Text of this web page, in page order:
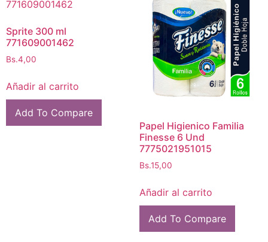
Sprite 300 ml
771609001462
Bs.4,00
Añadir al carrito
Add To Compare
Papel Higienico Familia
Finesse 6 Und
7775021951015
Bs.15,00
Añadir al carrito
Add To Compare